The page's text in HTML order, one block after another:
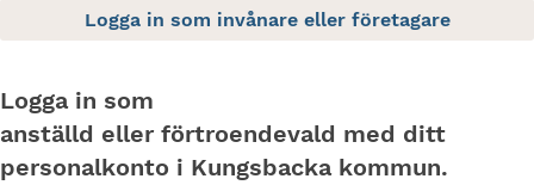
Logga in som
anställd eller förtroendevald med ditt
personalkonto i Kungsbacka kommun.